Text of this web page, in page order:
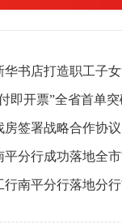
书店打造职工子
即开票”全省首单
签署战略合作协
分行成功落地全
南平分行落地分